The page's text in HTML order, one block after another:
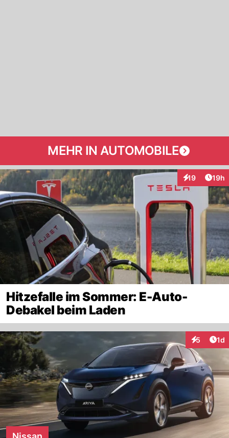
MEHR IN AUTOMOBILE
19
Interaktionen
19h
Hitzefalle im Sommer: E-Auto-
Debakel beim Laden
5 1d